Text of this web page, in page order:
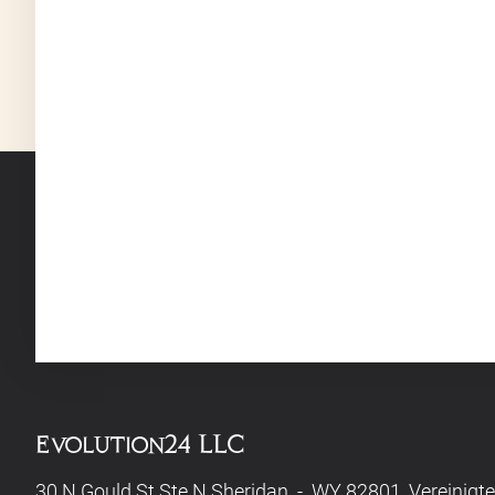
Evolution24 LLC